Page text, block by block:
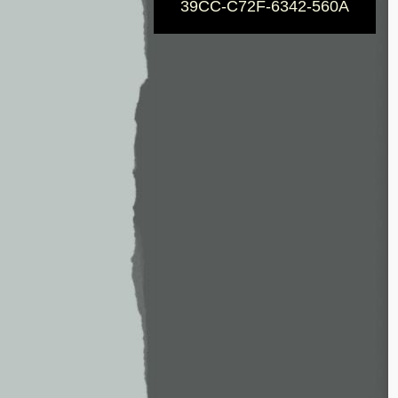
39CC-C72F-6342-560A